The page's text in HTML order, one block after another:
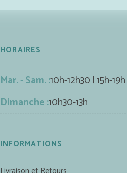
HORAIRES
Mar. - Sam. :10h-12h30 | 15h-19h
Dimanche :10h30-13h
INFORMATIONS